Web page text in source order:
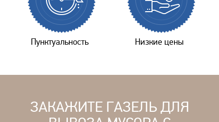
Пунктуальность Низкие цены
ЗАКАЖИТЕ ГАЗЕЛЬ ДЛЯ